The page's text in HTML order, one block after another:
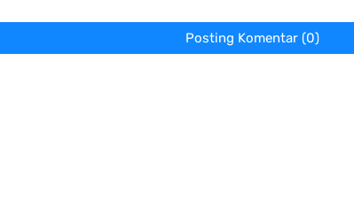
Posting Komentar (0)